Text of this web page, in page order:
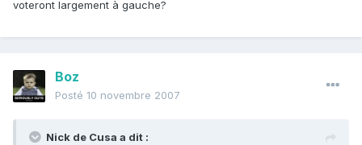
voteront largement à gauche?
Boz
Posté 10 novembre 2007
Nick de Cusa a dit :